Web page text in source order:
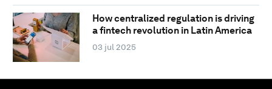
How centralized regulation is driving
a fintech revolution in Latin America
03 jul 2025